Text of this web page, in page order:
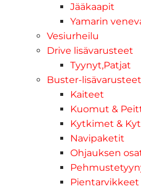
Jääkaapit
Yamarin
Vesiurheilu
Drive lisävarusteet
Tyynyt,Patjat
Buster-lisävarusteet
Kaiteet
Kuomut &
Kytkimet &
Navipaketit
Ohjauksen
Pientarvikkeet